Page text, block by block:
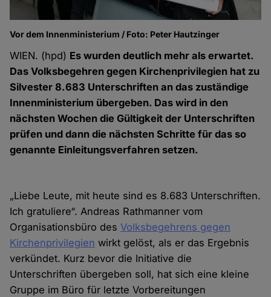
Vor dem Innenministerium / Foto: Peter Hautzinger
WIEN. (hpd) Es wurden deutlich mehr als erwartet.
Das Volksbegehren gegen Kirchenprivilegien hat zu
Silvester 8.683 Unterschriften an das zuständige
Innenministerium übergeben. Das wird in den
nächsten Wochen die Gültigkeit der Unterschriften
prüfen und dann die nächsten Schritte für das so
genannte Einleitungsverfahren setzen.
„Liebe Leute, mit heute sind es 8.683 Unterschriften.
Ich gratuliere“. Andreas Rathmanner vom
Organisationsbüro desVolksbegehrens gegen
Kirchenprivilegien wirkt gelöst, als er das Ergebnis
verkündet. Kurz bevor die Initiative die
Unterschriften übergeben soll, hat sich eine kleine
Gruppe im Büro für letzte Vorbereitungen